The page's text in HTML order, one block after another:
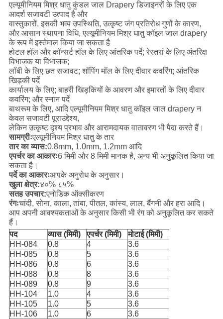
एल्यूमीनियम मिश्र धातु कुंडल जाल Drapery डिजाइनरों के लिए एक
आदर्श सजावटी उत्पाद है और
वास्तुकारों, इसकी भव्य उपस्थिति, उत्कृष्ट जंग प्रतिरोध गुणों के कारण,
और आसान स्थापना विधि, एल्यूमीनियम मिश्र धातु कॉइल जाल drapery
के रूप में इस्तेमाल किया जा सकता है
होटल हॉल और कॉन्सर्ट हॉल के लिए आंतरिक पर्दे; रेस्तरां के लिए अंतरिक्ष
विभाजक या विभाजक;
लॉबी के लिए छत सजावट; शॉपिंग मॉल के लिए दीवार कवरिंग; आंतरिक
खिड़की पर्दे
कार्यालय के लिए; बाहरी खिड़कियों के आवरण और इमारतों के लिए दीवार
कवरिंग; और स्नान पर्दे
बाथरूम के लिए, आदि एल्यूमीनियम मिश्र धातु कॉइल जाल drapery न
केवल सजावटी पूराउद्देश्य,
लेकिन उत्कृष्ट दृश्य प्रभाव और आरामदायक वातावरण भी पैदा करते हैं।
सामग्रीःएल्यूमीनियम मिश्र धातु के तार
तार का व्यास:0.8mm, 1.0mm, 1.2mm आदि
एपर्चर का आकारः6 मिमी और 8 मिमी मानक है, अन्य भी अनुकूलित किया जा
सकता है।
पर्दे का आकारःआपके अनुरोध के अनुसार।
खुला क्षेत्र:४०% ८५%
सतह उपचार:एनोडिक ऑक्सीकरण
रंगःचांदी, सोना, काला, तांबा, पीतल, कांस्य, लाल, बैंगनी और हरा आदि।
आप अपनी आवश्यकताओं के अनुसार किसी भी रंग को अनुकूलित कर सकते
हैं।
पद
व्यास (मिमी) एपर्चर (मिमी)
मोटाई (मिमी)
HH-084
0.8 4
3.6
HH-085
0.8 5
3.6
HH-086
0.8 6
3.6
HH-088
0.8 8
3.6
HH-089
0.8 9
3.6
HH-104
1.0 4
3.6
HH-105
1.0 5
3.6
HH-106
1.0 6
3.6